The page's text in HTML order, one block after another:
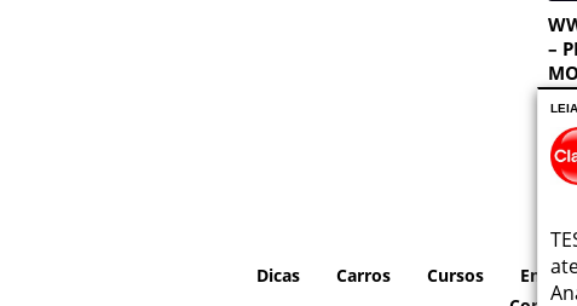
–
Cursos
Carros
Dicas